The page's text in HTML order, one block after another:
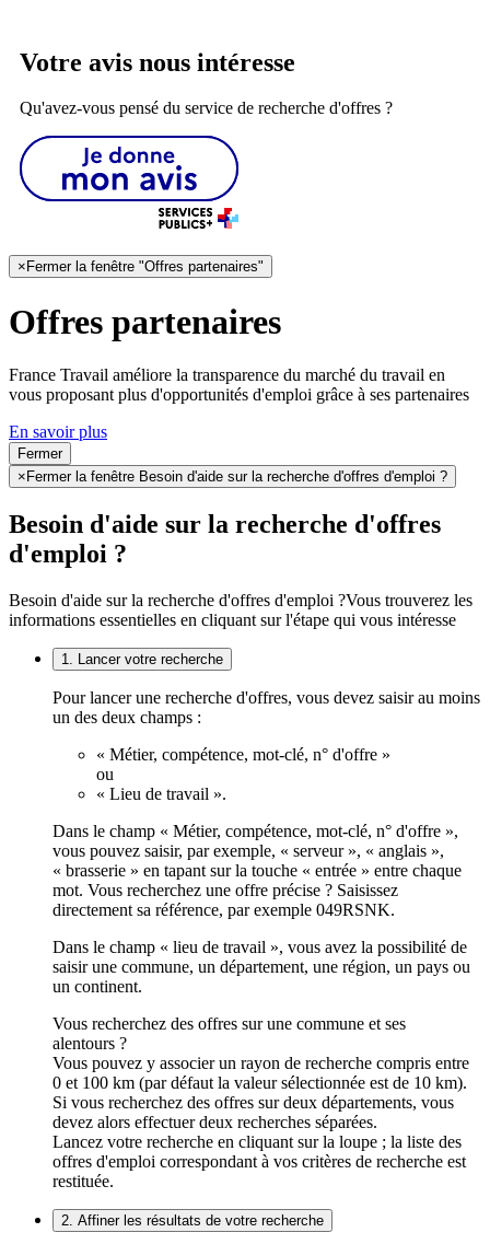
Votre avis nous intéresse
Qu'avez-vous pensé du service de recherche d'offres ?
× Fermer la fenêtre "Offres partenaires"
Offres partenaires
France Travail améliore la transparence du marché du travail en
vous proposant plus d'opportunités d'emploi grâce à ses partenaires
En savoir plus
Fermer
× Fermer la fenêtre Besoin d'aide sur la recherche d'offres d'emploi ?
Besoin d'aide sur la recherche d'offres
d'emploi ?
Besoin d'aide sur la recherche d'offres d'emploi ?Vous trouverez les
informations essentielles en cliquant sur l'étape qui vous intéresse
1. Lancer votre recherche
Pour lancer une recherche d'offres, vous devez saisir au moins
un des deux champs :
« Métier, compétence, mot-clé, n° d'offre »
ou
« Lieu de travail ».
Dans le champ « Métier, compétence, mot-clé, n° d'offre »,
vous pouvez saisir, par exemple, « serveur », « anglais »,
« brasserie » en tapant sur la touche « entrée » entre chaque
mot. Vous recherchez une offre précise ? Saisissez
directement sa référence, par exemple 049RSNK.
Dans le champ « lieu de travail », vous avez la possibilité de
saisir une commune, un département, une région, un pays ou
un continent.
Vous recherchez des offres sur une commune et ses
alentours ?
Vous pouvez y associer un rayon de recherche compris entre
0 et 100 km (par défaut la valeur sélectionnée est de 10 km).
Si vous recherchez des offres sur deux départements, vous
devez alors effectuer deux recherches séparées.
Lancez votre recherche en cliquant sur la loupe ; la liste des
offres d'emploi correspondant à vos critères de recherche est
restituée.
2. Affiner les résultats de votre recherche